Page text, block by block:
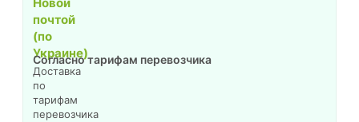
почтой
(по
Украине)
Доставка
по
тарифам
перевозчика
Согласно тарифам перевозчика